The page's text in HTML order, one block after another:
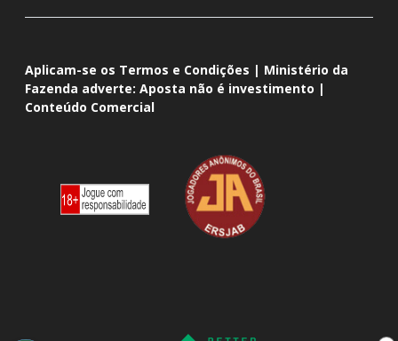
Aplicam-se os Termos e Condições | Ministério da
Fazenda adverte: Aposta não é investimento |
Conteúdo Comercial